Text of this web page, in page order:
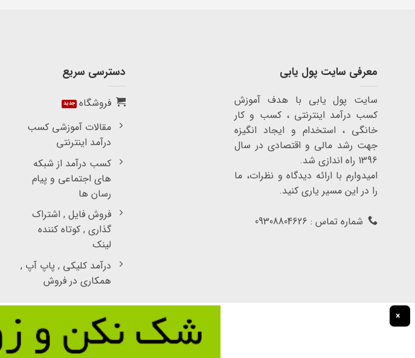
معرفی سایت پول یابی
سایت پول یابی با هدف آموزش
کسب درآمد اینترنتی ، کسب و کار
خانگی ، استخدام و ایجاد انگیزه
جهت رشد مالی و اقتصادی در سال
1396 راه اندازی شد.
امیدوارم با ارائه دیدگاه و نظرات، ما
را در این مسیر یاری کنید.
شماره تماس : 09308804626
دسترسی سریع
فروشگاه
مقالات آموزشی کسب
درآمد اینترنتی
کسب درآمد از شبکه
های اجتماعی و پیام
رسان ها
فروش فایل , اشتراک
گذاری , کوتاه کننده
لینک
درآمد کلیکی , پاپ آپ ,
همکاری در فروش
×